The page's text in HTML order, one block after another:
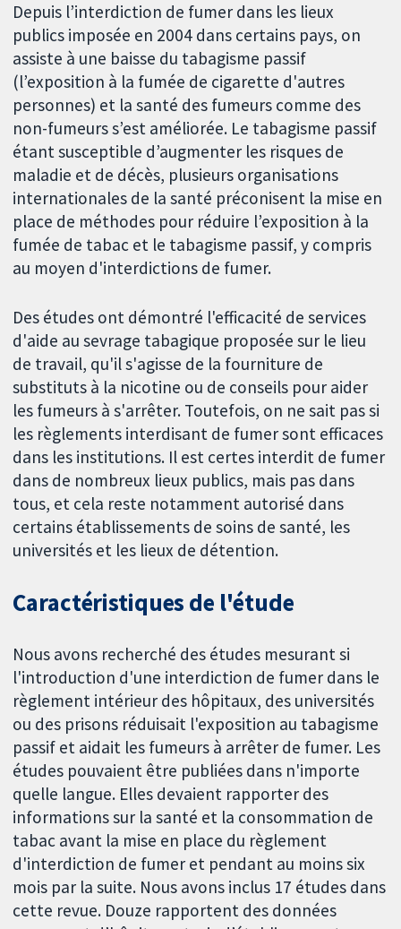
Depuis l’interdiction de fumer dans les lieux
publics imposée en 2004 dans certains pays, on
assiste à une baisse du tabagisme passif
(l’exposition à la fumée de cigarette d'autres
personnes) et la santé des fumeurs comme des
non-fumeurs s’est améliorée. Le tabagisme passif
étant susceptible d’augmenter les risques de
maladie et de décès, plusieurs organisations
internationales de la santé préconisent la mise en
place de méthodes pour réduire l’exposition à la
fumée de tabac et le tabagisme passif, y compris
au moyen d'interdictions de fumer.
Des études ont démontré l'efficacité de services
d'aide au sevrage tabagique proposée sur le lieu
de travail, qu'il s'agisse de la fourniture de
substituts à la nicotine ou de conseils pour aider
les fumeurs à s'arrêter. Toutefois, on ne sait pas si
les règlements interdisant de fumer sont efficaces
dans les institutions. Il est certes interdit de fumer
dans de nombreux lieux publics, mais pas dans
tous, et cela reste notamment autorisé dans
certains établissements de soins de santé, les
universités et les lieux de détention.
Caractéristiques de l'étude
Nous avons recherché des études mesurant si
l'introduction d'une interdiction de fumer dans le
règlement intérieur des hôpitaux, des universités
ou des prisons réduisait l'exposition au tabagisme
passif et aidait les fumeurs à arrêter de fumer. Les
études pouvaient être publiées dans n'importe
quelle langue. Elles devaient rapporter des
informations sur la santé et la consommation de
tabac avant la mise en place du règlement
d'interdiction de fumer et pendant au moins six
mois par la suite. Nous avons inclus 17 études dans
cette revue. Douze rapportent des données